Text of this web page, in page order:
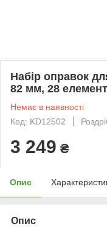
Набір оправок
82 мм, 28
Немає в наявності
Код: KD12502
3 249 ₴
Опис
Опис